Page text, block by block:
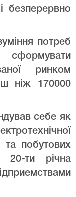
безперервно
потреб
сформувати
ринком
ніж 170000
себе як
та побутових
ти річна